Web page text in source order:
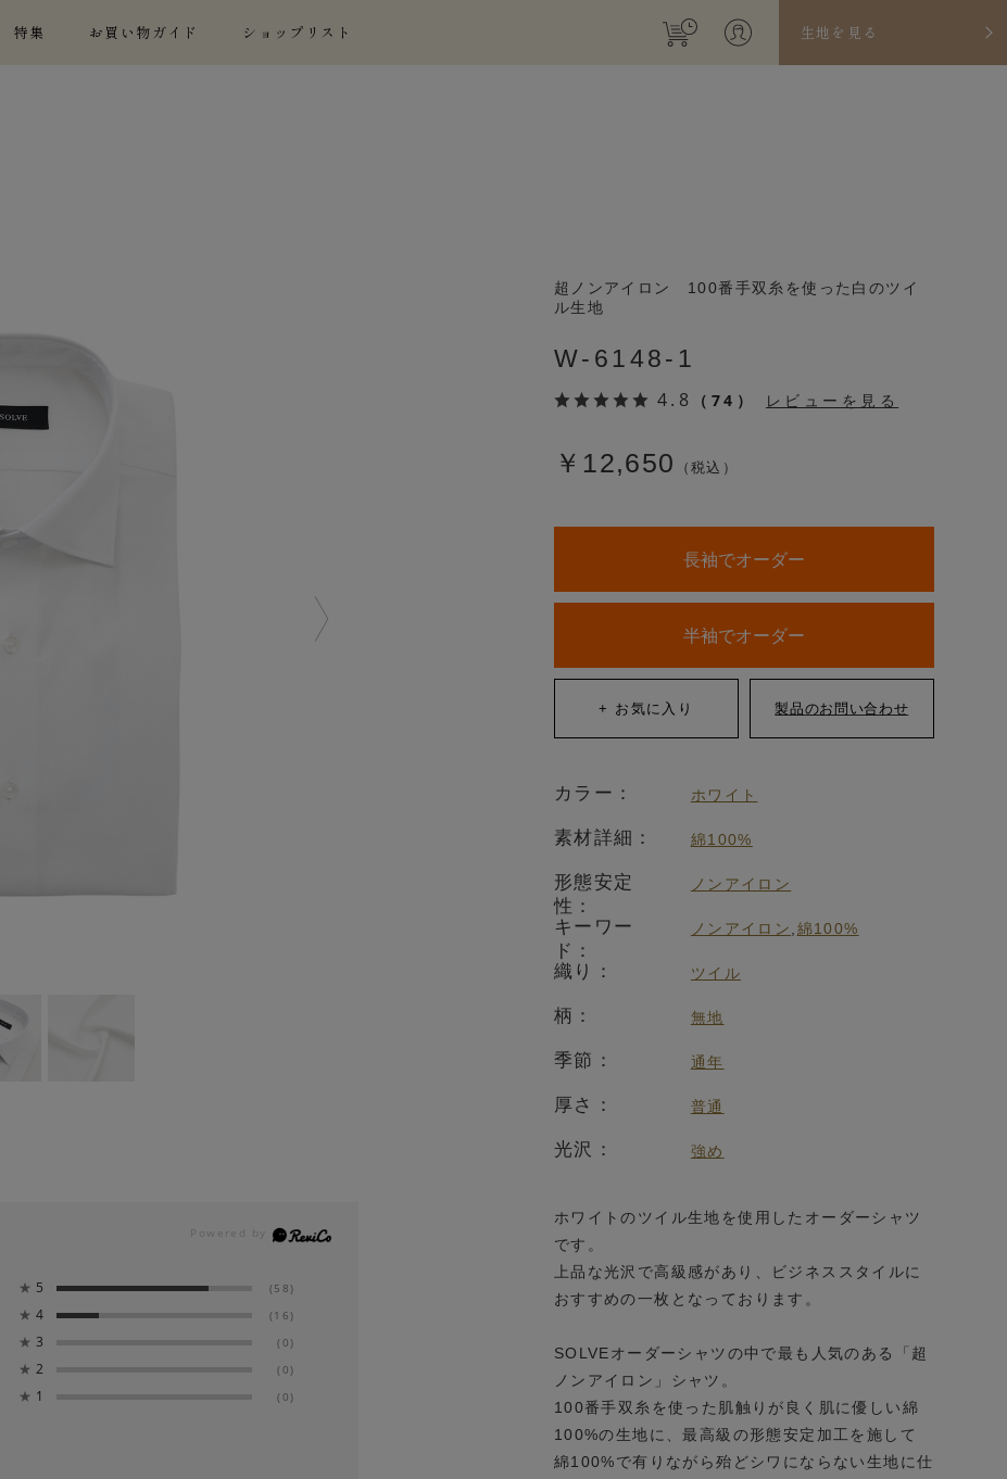
生地を見る
特集 お買い物ガイド ショップリスト
★ 5 (58)
★ 4 (16)
★ 3 (0)
★ 2 (0)
★ 1 (0)
超ノンアイロン 100番手双糸を使った白のツイ
ル生地
W-6148-1
4.8 （74） レビューを見る
￥12,650 （税込）
長袖でオーダー
半袖でオーダー
カラー： ホワイト
素材詳細： 綿100%
形態安定
性：
ノンアイロン
キーワー
ド：
ノンアイロン 綿100%
織り： ツイル
柄： 無地
季節： 通年
厚さ： 普通
光沢： 強め
ホワイトのツイル生地を使用したオーダーシャツ
です。
上品な光沢で高級感があり、ビジネススタイルに
おすすめの一枚となっております。
SOLVEオーダーシャツの中で最も人気のある「超
ノンアイロン」シャツ。
100番手双糸を使った肌触りが良く肌に優しい綿
100%の生地に、最高級の形態安定加工を施して
綿100%で有りながら殆どシワにならない生地に仕